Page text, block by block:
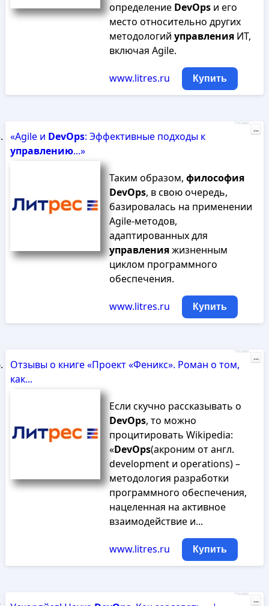
определение DevOpsи его
место относительно других
методологий управленияИТ,
включая Agile.
www.litres.ru Купить
«Agile и DevOps: Эффективные подходы к
управлению...»
Таким образом, философия
DevOps, в свою очередь,
базировалась на применении
Agile-методов,
адаптированных для
управленияжизненным
циклом программного
обеспечения.
www.litres.ru Купить
Реклама
...
Отзывы о книге «Проект «Феникс». Роман о том,
как...
Если скучно рассказывать о
DevOps, то можно
процитировать Wikipedia:
«DevOps(акроним от англ.
development и operations) –
методология разработки
программного обеспечения,
нацеленная на активное
взаимодействие и...
www.litres.ru Купить
Реклама
...
Реклама
...